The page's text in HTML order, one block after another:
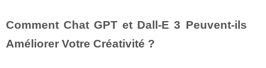
Comment Chat GPT et Dall-E 3 Peuvent-ils
Améliorer Votre Créativité ?